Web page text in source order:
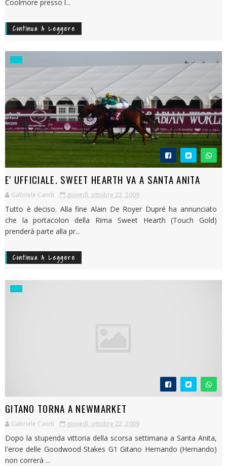
Coolmore presso l...
Continua A Leggere
E' UFFICIALE. SWEET HEARTH VA A SANTA ANITA
Gabriele Candi giovedì, ottobre 22, 2009
Tutto è deciso. Alla fine Alain De Royer Dupré ha annunciato
che la portacolori della Rima Sweet Hearth (Touch Gold)
prenderà parte alla pr...
Continua A Leggere
GITANO TORNA A NEWMARKET
Gabriele Candi giovedì, ottobre 22, 2009
Dopo la stupenda vittoria della scorsa settimana a Santa Anita,
l'eroe delle Goodwood Stakes G1 Gitano Hernando (Hernando)
non correrà ...